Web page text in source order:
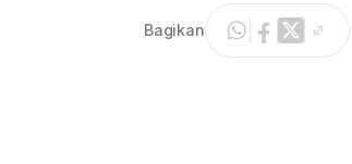
Bagikan